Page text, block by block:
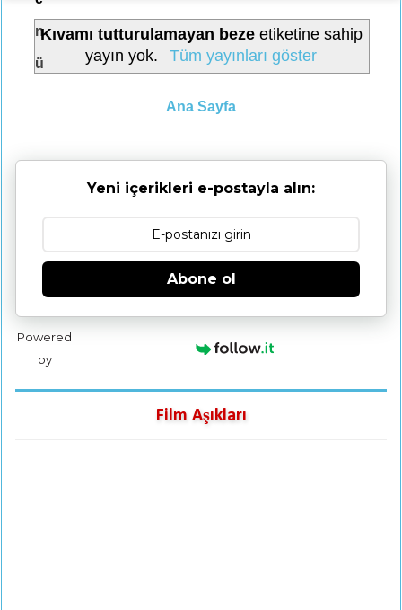
n
ü
Kıvamı tutturulamayan bezeetiketine sahip
yayın yok.
Tüm yayınları göster
Ana Sayfa
Yeni içerikleri e-postayla alın:
Abone ol
Powered
by
Film Aşıkları